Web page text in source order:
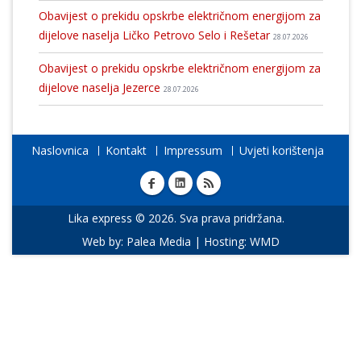
Obavijest o prekidu opskrbe električnom energijom za
dijelove naselja Ličko Petrovo Selo i Rešetar 28.07.2026
Obavijest o prekidu opskrbe električnom energijom za
dijelove naselja Jezerce 28.07.2026
Naslovnica Kontakt Impressum Uvjeti korištenja
Lika express © 2026. Sva prava pridržana.
Web by: Palea Media | Hosting: WMD